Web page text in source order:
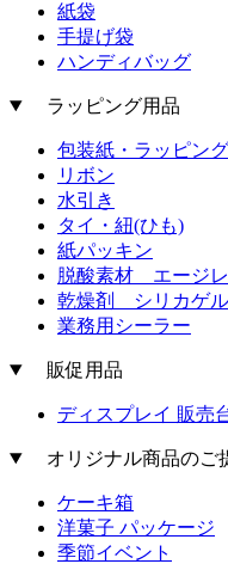
紙袋
手提げ袋
ハンディバッグ
ラッピング用品
包装紙・ラッピン
リボン
水引き
タイ・紐(ひも)
紙パッキン
脱酸素材 エージ
乾燥剤 シリカゲル
業務用シーラー
販促用品
ディスプレイ 販売
オリジナル商品のご
ケーキ箱
洋菓子 パッケージ
季節イベント